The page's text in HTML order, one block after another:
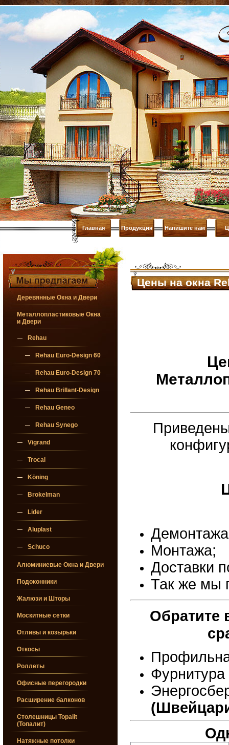
Главная Продукция Напишите нам
Деревянные Окна и Двери
Металлопластиковые Окна
и Двери
Rehau
Rehau Euro-Design 60
Rehau Euro-Design 70
Rehau Brillant-Design
Rehau Geneo
Rehau Synego
Vigrand
Trocal
Köning
Brokelman
Lider
Aluplast
Schuco
Алюминиевые Окна и Двери
Подоконники
Жалюзи и Шторы
Москитные сетки
Отливы и козырьки
Откосы
Роллеты
Офисные перегородки
Расширение балконов
Столешницы Topalit
(Топалит)
Натяжные потолки
Цены на окна
Демонтажа
Монтажа;
Доставки
Так же мы
Обратите
Фурнитура